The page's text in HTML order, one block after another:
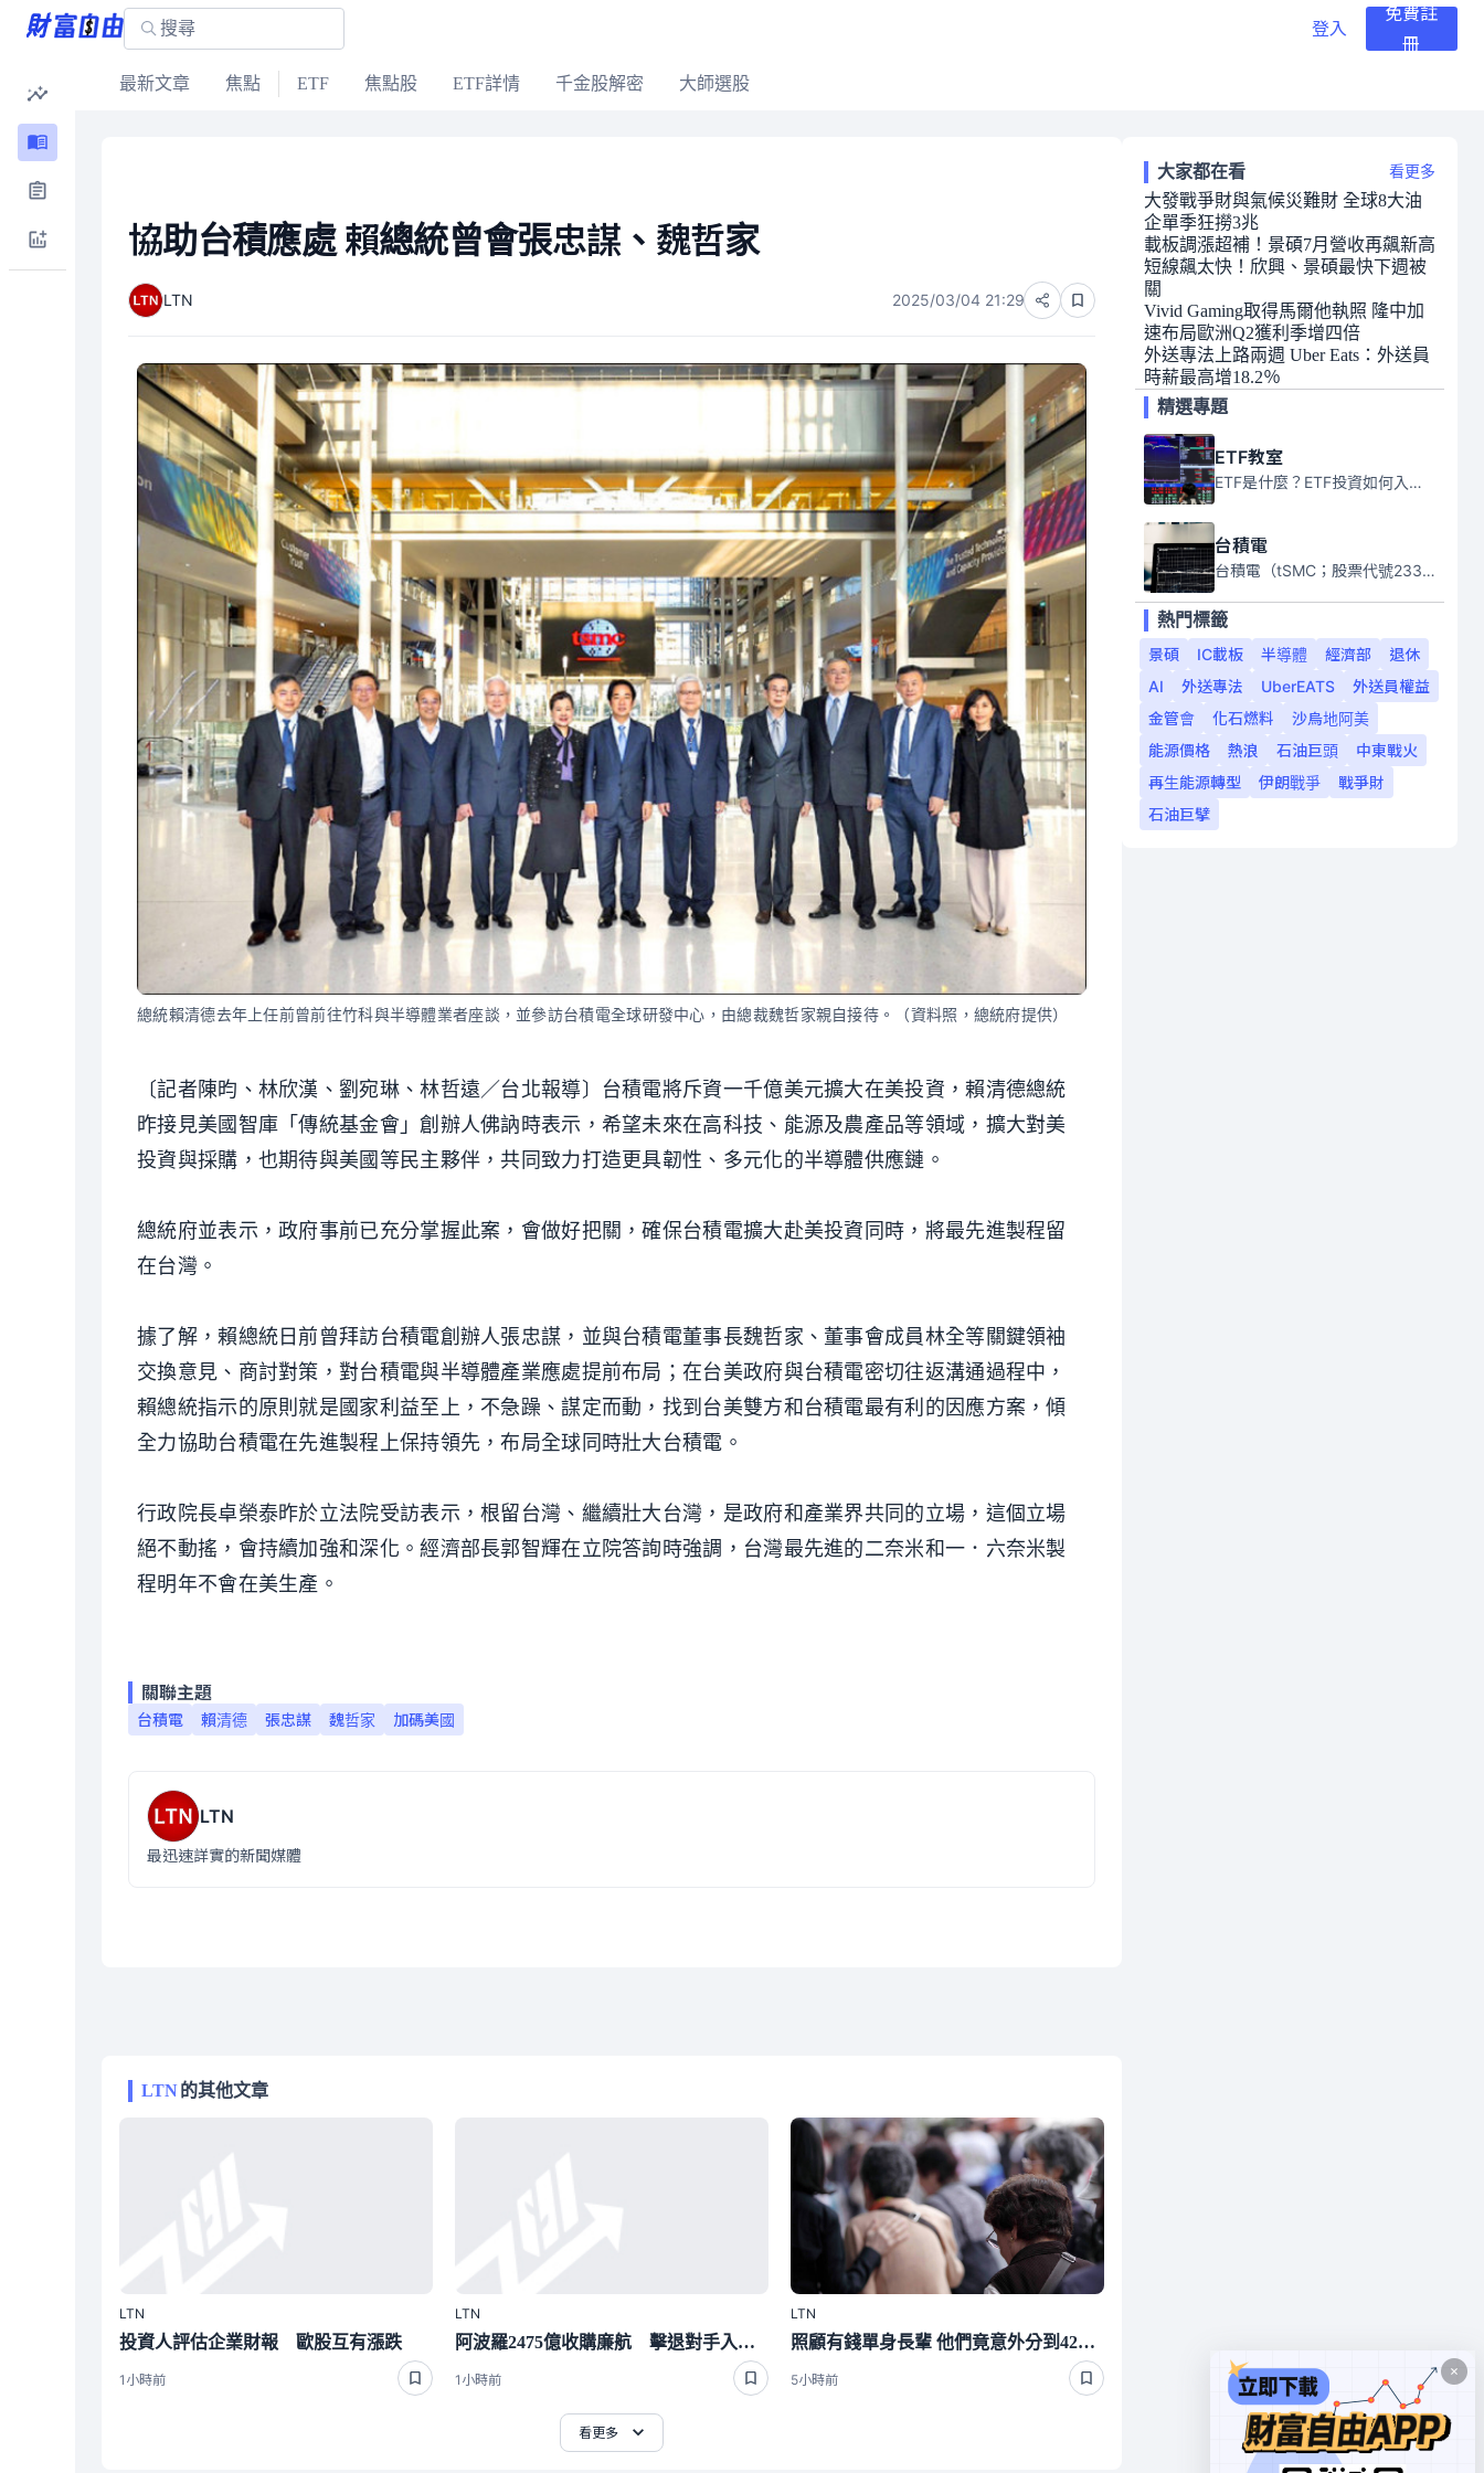
登入
免費註
冊
最新文章 焦點 ETF 焦點股 ETF詳情 千金股解密 大師選股
協助台積應處 賴總統曾會張忠謀、魏哲家
LTN 2025/03/04 21:29
總統賴清德去年上任前曾前往竹科與半導體業者座談，並參訪台積電全球研發中心，由總裁魏哲家親自接待。（資料照，總統府提供）
〔記者陳昀、林欣漢、劉宛琳、林哲遠／台北報導〕台積電將斥資一千億美元擴大在美投資，賴清德總統
昨接見美國智庫「傳統基金會」創辦人佛訥時表示，希望未來在高科技、能源及農產品等領域，擴大對美
投資與採購，也期待與美國等民主夥伴，共同致力打造更具韌性、多元化的半導體供應鏈。
總統府並表示，政府事前已充分掌握此案，會做好把關，確保台積電擴大赴美投資同時，將最先進製程留
在台灣。
據了解，賴總統日前曾拜訪台積電創辦人張忠謀，並與台積電董事長魏哲家、董事會成員林全等關鍵領袖
交換意見、商討對策，對台積電與半導體產業應處提前布局；在台美政府與台積電密切往返溝通過程中，
賴總統指示的原則就是國家利益至上，不急躁、謀定而動，找到台美雙方和台積電最有利的因應方案，傾
全力協助台積電在先進製程上保持領先，布局全球同時壯大台積電。
行政院長卓榮泰昨於立法院受訪表示，根留台灣、繼續壯大台灣，是政府和產業界共同的立場，這個立場
絕不動搖，會持續加強和深化。經濟部長郭智輝在立院答詢時強調，台灣最先進的二奈米和一．六奈米製
程明年不會在美生產。
關聯主題
台積電 賴清德 張忠謀 魏哲家 加碼美國
LTN
最迅速詳實的新聞媒體
LTN的其他文章
LTN
投資人評估企業財報 歐股互有漲跌
1小時前
LTN
阿波羅2475億收購廉航 擊退對手入主易捷航空
1小時前
LTN
照顧有錢單身長輩 他們竟意外分到4220萬遺產 背後真相曝光了
5小時前
看更多
大家都在看 看更多
大發戰爭財與氣候災難財 全球8大油
企單季狂撈3兆
載板調漲超補！景碩7月營收再飆新高
短線飆太快！欣興、景碩最快下週被
關
Vivid Gaming取得馬爾他執照 隆中加
速布局歐洲Q2獲利季增四倍
外送專法上路兩週 Uber Eats：外送員
時薪最高增18.2％
精選專題
ETF教室
ETF是什麼？ETF投資如何入門？本系列專題文章將會告訴你新手必須知道的ETF基礎知識。
台積電
台積電（tSMC；股票代號2330）是全球領先的半導體代工公司，成立於1987年，總部位於台灣新竹。且已於美國、日本、德國及中國設廠，台積電是全球首家專業積體電路製造服務公司，也是全球最先進和最大規模的半導體代工廠。
熱門標籤
景碩
IC載板 半導體 經濟部
退休
AI
外送專法 UberEATS
外送員權益
金管會
化石燃料
沙烏地阿美
能源價格
熱浪 石油巨頭
中東戰火
再生能源轉型
伊朗戰爭
戰爭財
石油巨擘